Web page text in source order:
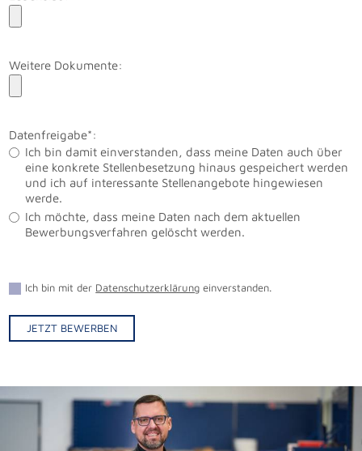
Weitere Dokumente:
Datenfreigabe*:
Ich bin damit einverstanden, dass meine Daten auch über
eine konkrete Stellenbesetzung hinaus gespeichert werden
und ich auf interessante Stellenangebote hingewiesen
werde.
Ich möchte, dass meine Daten nach dem aktuellen
Bewerbungsverfahren gelöscht werden.
Ich bin mit der Datenschutzerklärung einverstanden.
JETZT BEWERBEN